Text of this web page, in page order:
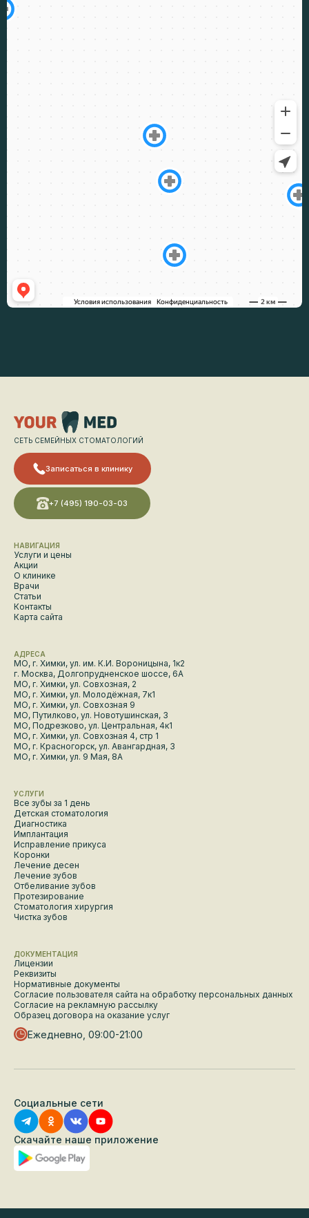
СЕТЬ СЕМЕЙНЫХ СТОМАТОЛОГИЙ
НАВИГАЦИЯ
Услуги и цены
Акции
О клинике
Врачи
Статьи
Контакты
Карта сайта
АДРЕСА
МО, г. Химки, ул. им. К.И. Вороницына, 1к2
г. Москва, Долгопрудненское шоссе, 6А
МО, г. Химки, ул. Совхозная, 2
МО, г. Химки, ул. Молодёжная, 7к1
МО, г. Химки, ул. Совхозная 9
МО, Путилково, ул. Новотушинская, 3
МО, Подрезково, ул. Центральная, 4к1
МО, г. Химки, ул. Совхозная 4, стр 1
МО, г. Красногорск, ул. Авангардная, 3
МО, г. Химки, ул. 9 Мая, 8А
+7 (495) 190-03-03
УСЛУГИ
Все зубы за 1 день
Детская стоматология
Диагностика
Имплантация
Исправление прикуса
Коронки
Лечение десен
Лечение зубов
Отбеливание зубов
Протезирование
Стоматология хирургия
Чистка зубов
Записаться в клинику
ДОКУМЕНТАЦИЯ
Лицензии
Реквизиты
Нормативные документы
Согласие пользователя сайта на обработку персональных данных
Согласие на рекламную рассылку
Образец договора на оказание услуг
Ежедневно, 09:00-21:00
Социальные сети
Скачайте наше приложение